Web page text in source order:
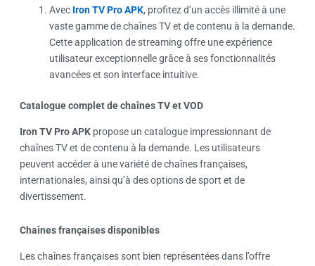
Avec Iron TV Pro APK, profitez d’un accès illimité à une
vaste gamme de chaînes TV et de contenu à la demande.
Cette application de streaming offre une expérience
utilisateur exceptionnelle grâce à ses fonctionnalités
avancées et son interface intuitive.
Catalogue complet de chaînes TV et VOD
Iron TV Pro APKpropose un catalogue impressionnant de
chaînes TV et de contenu à la demande. Les utilisateurs
peuvent accéder à une variété de chaînes françaises,
internationales, ainsi qu’à des options de sport et de
divertissement.
Chaînes françaises disponibles
Les chaînes françaises sont bien représentées dans l’offre